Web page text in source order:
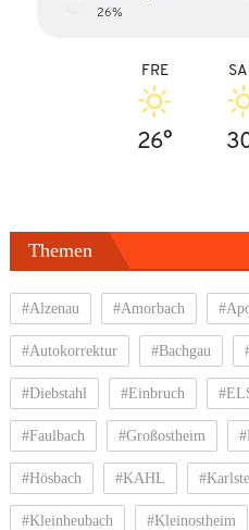
26%
FRE
26°
Themen
#Alzenau #Amorbach
#Autokorrektur #Bachgau
#Diebstahl #Einbruch
#Faulbach #Großostheim
#Hösbach #KAHL
#Kleinheubach #Kleinostheim